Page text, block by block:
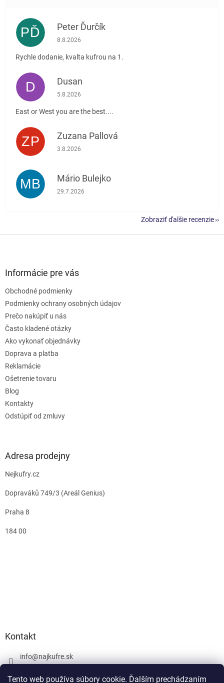
Tento web používa súbory cookie. Ďalším prechádzaním
PĎ Peter Ďurčík
Hodnotenie obchodu je 5 z 5 hviezdičiek.
8.8.2026
Rychle dodanie, kvalta kufrou na 1.
D Dusan
Hodnotenie obchodu je 5 z 5 hviezdičiek.
5.8.2026
East or West you are the best....
ZP Zuzana Pallová
Hodnotenie obchodu je 5 z 5 hviezdičiek.
3.8.2026
MB Mário Bulejko
Hodnotenie obchodu je 5 z 5 hviezdičiek.
29.7.2026
Zobraziť ďalšie recenzie
Informácie pre vás
Obchodné podmienky
Podmienky ochrany osobných údajov
Prečo nakúpiť u nás
Často kladené otázky
Ako vykonať objednávky
Doprava a platba
Reklamácie
Ošetrenie tovaru
Blog
Kontakty
Odstúpiť od zmluvy
Adresa prodejny
Nejkufry.cz
Dopraváků 749/3 (Areál Genius)
Praha 8
184 00
Kontakt
info@najkufre.sk